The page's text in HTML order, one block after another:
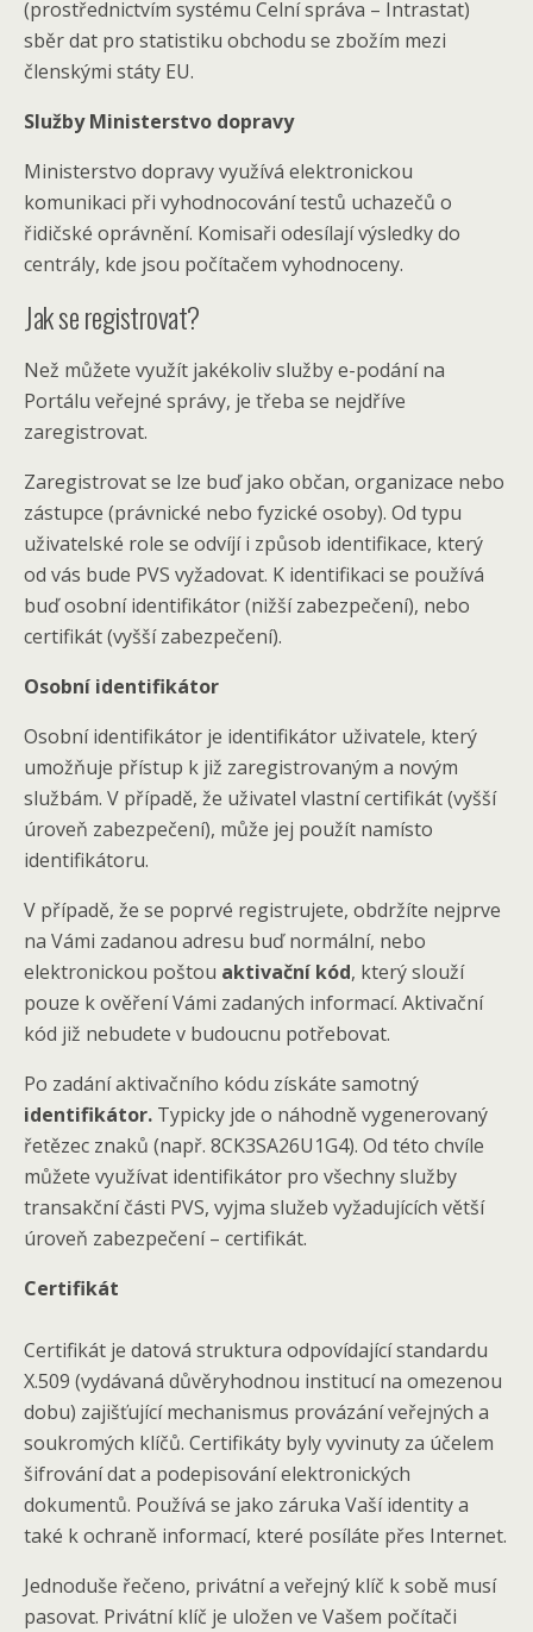
(prostřednictvím systému Celní správa – Intrastat)
sběr dat pro statistiku obchodu se zbožím mezi
členskými státy EU.
Služby Ministerstvo dopravy
Ministerstvo dopravy využívá elektronickou
komunikaci při vyhodnocování testů uchazečů o
řidičské oprávnění. Komisaři odesílají výsledky do
centrály, kde jsou počítačem vyhodnoceny.
Jak se registrovat?
Než můžete využít jakékoliv služby e-podání na
Portálu veřejné správy, je třeba se nejdříve
zaregistrovat.
Zaregistrovat se lze buď jako občan, organizace nebo
zástupce (právnické nebo fyzické osoby). Od typu
uživatelské role se odvíjí i způsob identifikace, který
od vás bude PVS vyžadovat. K identifikaci se používá
buď osobní identifikátor (nižší zabezpečení), nebo
certifikát (vyšší zabezpečení).
Osobní identifikátor
Osobní identifikátor je identifikátor uživatele, který
umožňuje přístup k již zaregistrovaným a novým
službám. V případě, že uživatel vlastní certifikát (vyšší
úroveň zabezpečení), může jej použít namísto
identifikátoru.
V případě, že se poprvé registrujete, obdržíte nejprve
na Vámi zadanou adresu buď normální, nebo
elektronickou poštou aktivační kód, který slouží
pouze k ověření Vámi zadaných informací. Aktivační
kód již nebudete v budoucnu potřebovat.
Po zadání aktivačního kódu získáte samotný
identifikátor. Typicky jde o náhodně vygenerovaný
řetězec znaků (např. 8CK3SA26U1G4). Od této chvíle
můžete využívat identifikátor pro všechny služby
transakční části PVS, vyjma služeb vyžadujících větší
úroveň zabezpečení – certifikát.
Certifikát
Certifikát je datová struktura odpovídající standardu
X.509 (vydávaná důvěryhodnou institucí na omezenou
dobu) zajišťující mechanismus provázání veřejných a
soukromých klíčů. Certifikáty byly vyvinuty za účelem
šifrování dat a podepisování elektronických
dokumentů. Používá se jako záruka Vaší identity a
také k ochraně informací, které posíláte přes Internet.
Jednoduše řečeno, privátní a veřejný klíč k sobě musí
pasovat. Privátní klíč je uložen ve Vašem počítači